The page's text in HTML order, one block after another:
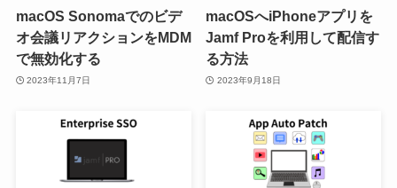
macOS Sonomaでのビデ
オ会議リアクションをMDM
で無効化する
2023年11月7日
macOSへiPhoneアプリを
Jamf Proを利用して配信す
る方法
2023年9月18日